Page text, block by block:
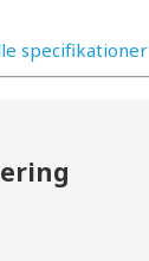
specifikationer